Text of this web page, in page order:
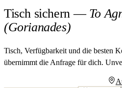
Tisch sichern— To
(Gorianades)
Tisch, Verfügbarkeit und die besten
übernimmt die Anfrage für dich.